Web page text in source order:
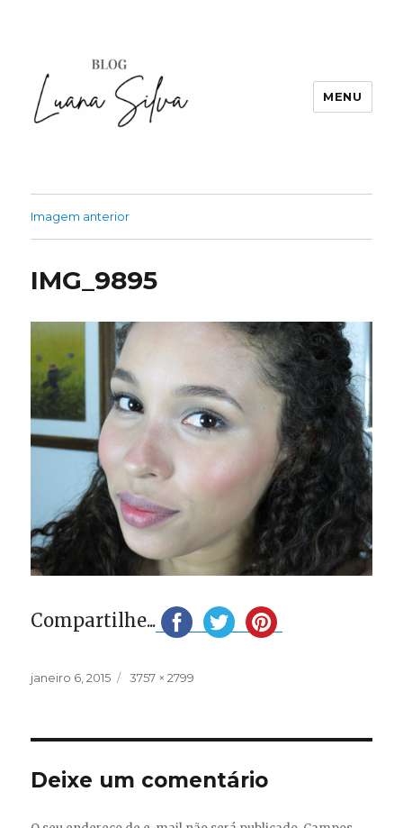
MENU
Imagem anterior
IMG_9895
Compartilhe...
Publicado
janeiro 6, 2015
Tamanho
3757 × 2799
Deixe um comentário